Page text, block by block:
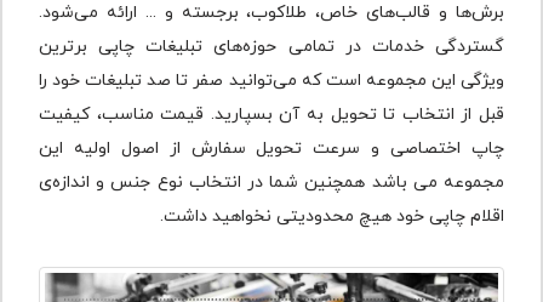
برش‌ها و قالب‌های خاص، طلاکوب، برجسته و ... ارائه می‌شود.
گستردگی خدمات در تمامی حوزه‌های تبلیغات چاپی برترین
ویژگی این مجموعه است که می‌توانید صفر تا صد تبلیغات خود را
قبل از انتخاب تا تحویل به آن بسپارید. قیمت مناسب، کیفیت
چاپ اختصاصی و سرعت تحویل سفارش از اصول اولیه این
مجموعه می باشد همچنین شما در انتخاب نوع جنس و اندازه‌ی
اقلام چاپی خود هیچ محدودیتی نخواهید داشت.